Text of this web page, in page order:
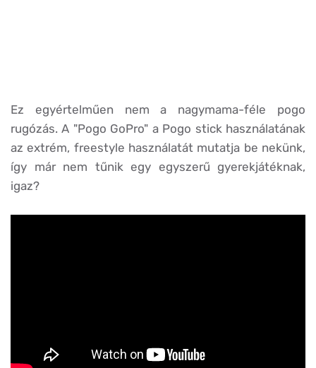
Ez egyértelműen nem a nagymama-féle pogo
rugózás. A "Pogo GoPro" a Pogo stick használatának
az extrém, freestyle használatát mutatja be nekünk,
így már nem tűnik egy egyszerű gyerekjátéknak,
igaz?